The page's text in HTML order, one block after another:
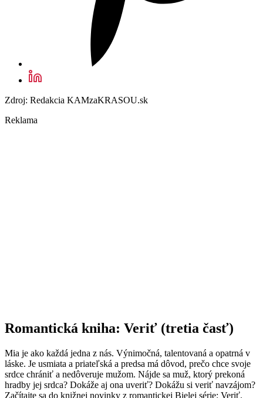
Zdroj: Redakcia KAMzaKRASOU.sk
Reklama
Romantická kniha: Veriť (tretia časť)
Mia je ako každá jedna z nás. Výnimočná, talentovaná a opatrná v
láske. Je usmiata a priateľská a predsa má dôvod, prečo chce svoje
srdce chrániť a nedôveruje mužom. Nájde sa muž, ktorý prekoná
hradby jej srdca? Dokáže aj ona uveriť? Dokážu si veriť navzájom?
Začítajte sa do knižnej novinky z romantickej Bielej série: Veriť.